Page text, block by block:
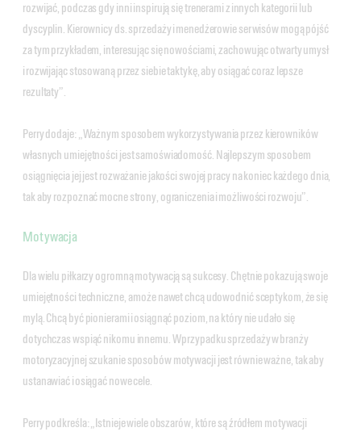
rozwijać, podczas gdy inni inspirują się trenerami z innych kategorii lub
dyscyplin. Kierownicy ds. sprzedaży i menedżerowie serwisów mogą pójść
za tym przykładem, interesując się nowościami, zachowując otwarty umysł
i rozwijając stosowaną przez siebie taktykę, aby osiągać coraz lepsze
rezultaty”.
Perry dodaje: „Ważnym sposobem wykorzystywania przez kierowników
własnych umiejętności jest samoświadomość. Najlepszym sposobem
osiągnięcia jej jest rozważanie jakości swojej pracy na koniec każdego dnia,
tak aby rozpoznać mocne strony, ograniczenia i możliwości rozwoju”.
Motywacja
Dla wielu piłkarzy ogromną motywacją są sukcesy. Chętnie pokazują swoje
umiejętności techniczne, a może nawet chcą udowodnić sceptykom, że się
mylą. Chcą być pionierami i osiągnąć poziom, na który nie udało się
dotychczas wspiąć nikomu innemu. W przypadku sprzedaży w branży
motoryzacyjnej szukanie sposobów motywacji jest równie ważne, tak aby
ustanawiać i osiągać nowe cele.
Perry podkreśla: „Istnieje wiele obszarów, które są źródłem motywacji